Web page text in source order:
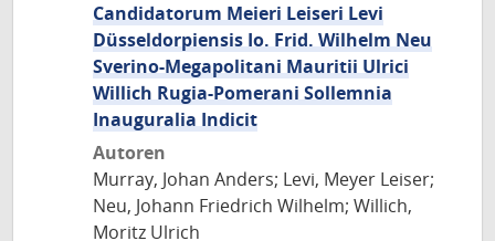
Candidatorum Meieri Leiseri Levi
Düsseldorpiensis Io. Frid. Wilhelm Neu
Sverino-Megapolitani Mauritii Ulrici
Willich Rugia-Pomerani Sollemnia
Inauguralia Indicit
Autoren
Murray, Johan Anders; Levi, Meyer Leiser;
Neu, Johann Friedrich Wilhelm; Willich,
Moritz Ulrich